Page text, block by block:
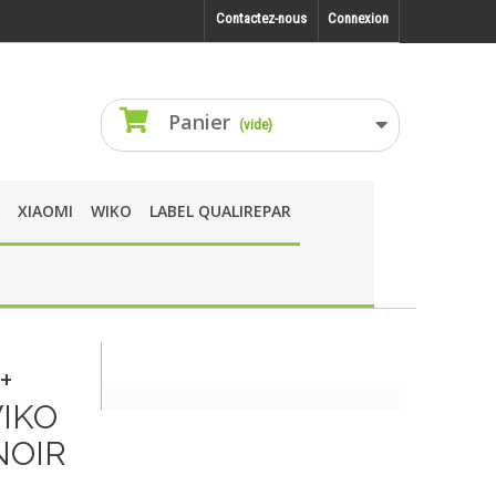
Connexion
Contactez-nous
Panier (vide)
XIAOMI WIKO LABEL QUALIREPAR